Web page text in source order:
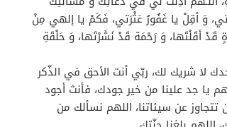
وَ أقِلْ يا غَفُورُ عَثْرَتي، فَكَمْ يا إلهي مِنْ
أقَلْتَها، وَ رَحْمَة قَدْ نَشَرْتَها، وَ حَلْقَةِ
لا شريك لك، ربّي أنت الأحق في الذّكر
يا جد علينا من خير جودك، فأنتَ أجود
تتجاوز عن سيئاتنا، اللهم نسألك من